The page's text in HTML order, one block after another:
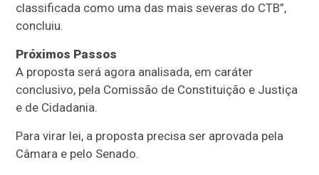
classificada como uma das mais severas do CTB”,
concluiu.
Próximos Passos
A proposta será agora analisada, em caráter
conclusivo, pela Comissão de Constituição e Justiça
e de Cidadania.
Para virar lei, a proposta precisa ser aprovada pela
Câmara e pelo Senado.